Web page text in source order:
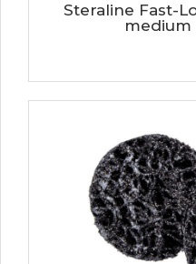
Steraline Fast-
medium